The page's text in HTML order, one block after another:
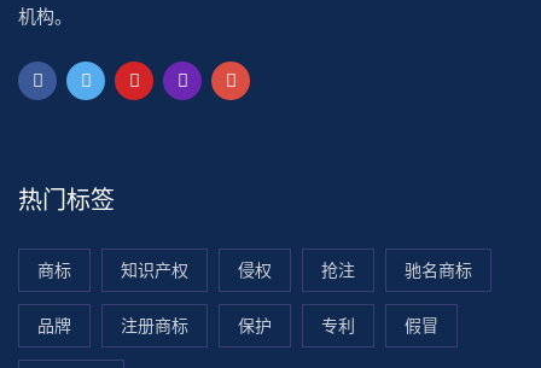
机构。
热门标签
商标 知识产权 侵权 抢注 驰名商标
品牌 注册商标 保护 专利 假冒